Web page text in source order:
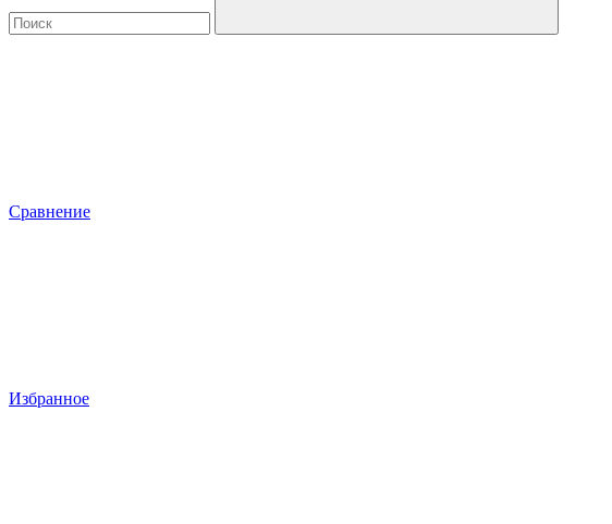
Сравнение
Избранное